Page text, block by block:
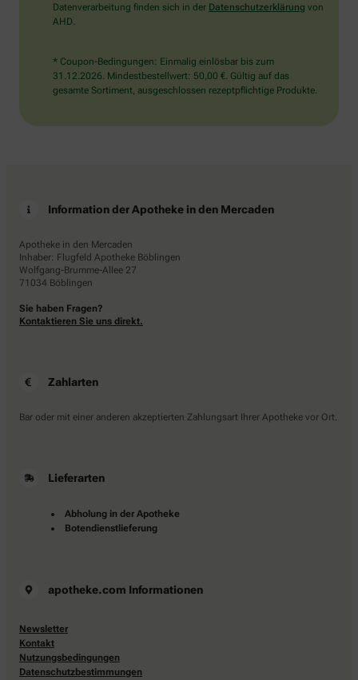
Datenverarbeitung finden sich in der Datenschutzerklärung von
AHD.
* Coupon-Bedingungen: Einmalig einlösbar bis zum
31.12.2026. Mindestbestellwert: 50,00 €. Gültig auf das
gesamte Sortiment, ausgeschlossen rezeptpflichtige Produkte.
Information der Apotheke in den Mercaden
Apotheke in den Mercaden
Inhaber: Flugfeld Apotheke Böblingen
Wolfgang-Brumme-Allee 27
71034 Böblingen
Sie haben Fragen?
Kontaktieren Sie uns direkt.
Zahlarten
Bar oder mit einer anderen akzeptierten Zahlungsart Ihrer Apotheke vor Ort.
Lieferarten
Abholung in der Apotheke
Botendienstlieferung
apotheke.com Informationen
Newsletter
Kontakt
Nutzungsbedingungen
Datenschutzbestimmungen